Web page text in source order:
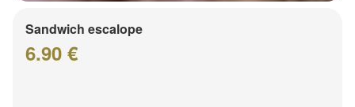
Sandwich escalope
6.90 €